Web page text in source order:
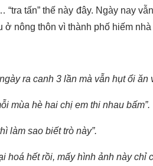
tấn” thế này đây. Ngày nay
ở nông thôn vì thành phố hiếm
ra canh 3 lần mà vẫn hụt ổi ăn
mùa hè hai chị em thi nhau bấm”.
làm sao biết trò này”.
hoá hết rồi, mấy hình ảnh này chỉ